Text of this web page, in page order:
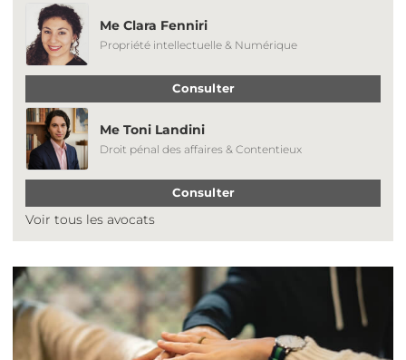
Me Clara Fenniri
Propriété intellectuelle & Numérique
Consulter
Me Toni Landini
Droit pénal des affaires & Contentieux
Consulter
Voir tous les avocats